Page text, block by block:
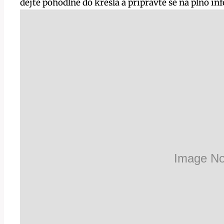
dejte pohodlně do křesla a připravte se na plno